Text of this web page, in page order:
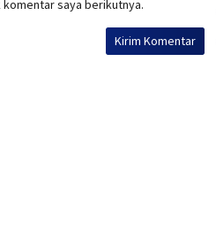
komentar saya berikutnya.